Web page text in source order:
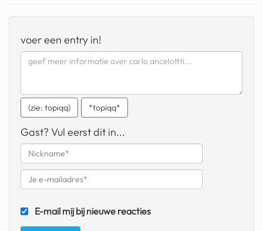
wibra
dubai chocolade
it really whips the llama s
ass
chinese automerken
boring phone
dunkin donuts
voer een entry in!
(zie: topiqq) *topiqq*
Gast? Vul eerst dit in...
E-mail mij bij nieuwe reacties